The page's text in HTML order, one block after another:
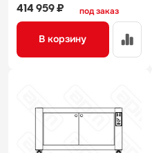
под заказ
414 959 ₽
В корзину